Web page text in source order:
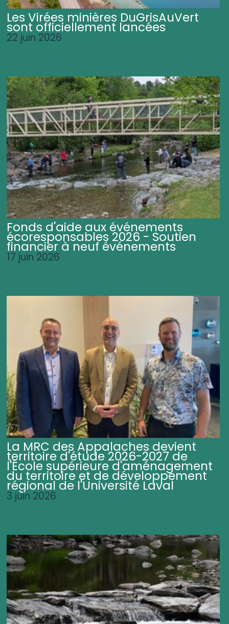
Les Virées minières DuGrisAuVert
sont officiellement lancées
22 juin 2026
Fonds d'aide aux événements
écoresponsables 2026 - Soutien
financier à neuf événements
17 juin 2026
La MRC des Appalaches devient
territoire d'étude 2026-2027 de
l'École supérieure d'aménagement
du territoire et de développement
régional de l'Université Laval
3 juin 2026